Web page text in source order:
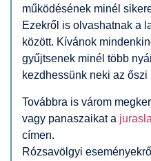
működésének minél
Ezekről is olvashatnak a
között. Kívánok
gyűjtsenek minél több
kezdhessünk neki az őszi
Továbbra is várom
vagy panaszaikat a
címen.
Rózsavölgyi eseményekről